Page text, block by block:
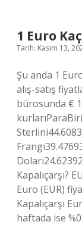
1 Euro
Tarih: Kasım 13,
Şu anda 1
alış-satış
bürosunda €
Kapalıçarşı?
Euro (EUR)
Kapalıçarşı
haftada ise